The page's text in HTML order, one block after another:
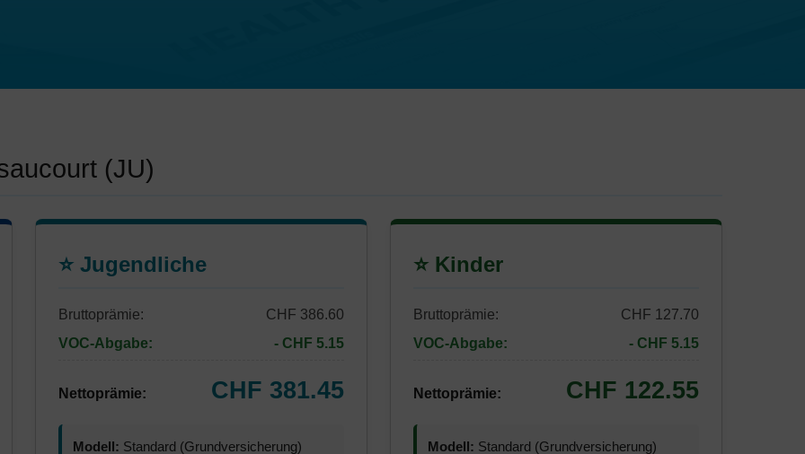
(JU)
⭐ Jugendliche
Bruttoprämie:
CHF 386.60
VOC-Abgabe:
- CHF 5.15
Nettoprämie: CHF 381.45
Modell: Standard (Grundversicherung)
⭐ Kinder
Bruttoprämie:
CHF 127.70
VOC-Abgabe:
- CHF 5.15
Nettoprämie: CHF 122.55
Modell: Standard (Grundversicherung)